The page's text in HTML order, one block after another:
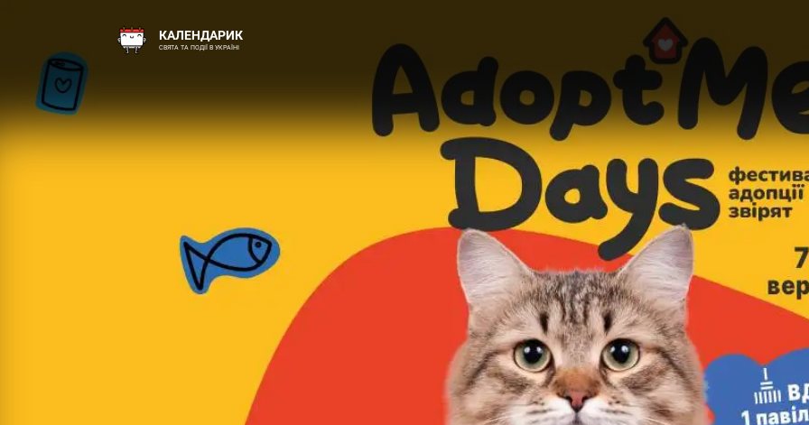
КАЛЕНДАРИК
СВЯТА ТА ПОДІЇ В УКРАЇНІ